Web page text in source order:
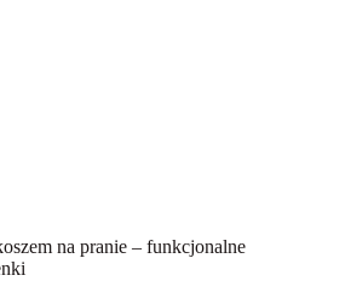
na pranie – funkcjonalne